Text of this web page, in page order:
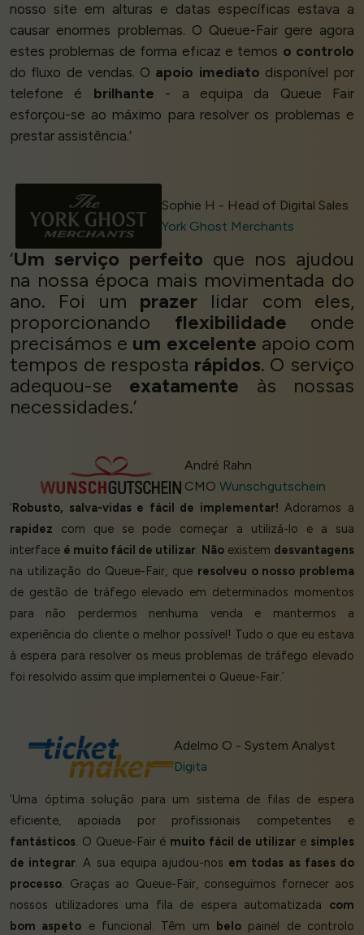
nosso site em alturas e datas específicas estava a
causar enormes problemas. O Queue-Fair gere agora
estes problemas de forma eficaz e temos o controlo
do fluxo de vendas. O apoio imediato disponível por
telefone é brilhante - a equipa da Queue Fair
esforçou-se ao máximo para resolver os problemas e
prestar assistência.’
Sophie H - Head of Digital Sales
York Ghost Merchants
‘Um serviço perfeito que nos ajudou
na nossa época mais movimentada do
ano. Foi um prazer lidar com eles,
proporcionando flexibilidade onde
precisámos e um excelente apoio com
tempos de resposta rápidos. O serviço
adequou-se exatamente às nossas
necessidades.’
André Rahn
CMO Wunschgutschein
‘Robusto, salva-vidas e fácil de implementar! Adoramos a
rapidez com que se pode começar a utilizá-lo e a sua
interface é muito fácil de utilizar. Não existem desvantagens
na utilização do Queue-Fair, que resolveu o nosso problema
de gestão de tráfego elevado em determinados momentos
para não perdermos nenhuma venda e mantermos a
experiência do cliente o melhor possível! Tudo o que eu estava
à espera para resolver os meus problemas de tráfego elevado
foi resolvido assim que implementei o Queue-Fair.’
Adelmo O - System Analyst
Digita
‘Uma óptima solução para um sistema de filas de espera
eficiente, apoiada por profissionais competentes e
fantásticos . O Queue-Fair é muito fácil de utilizar e simples
de integrar . A sua equipa ajudou-nos em todas as fases do
processo . Graças ao Queue-Fair, conseguimos fornecer aos
nossos utilizadores uma fila de espera automatizada com
bom aspeto e funcional. Têm um belo painel de controlo